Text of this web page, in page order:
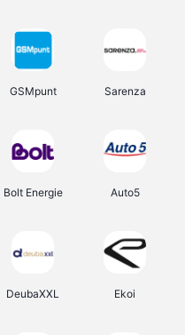
GSMpunt Sarenza
Bolt Energie Auto5
DeubaXXL Ekoi